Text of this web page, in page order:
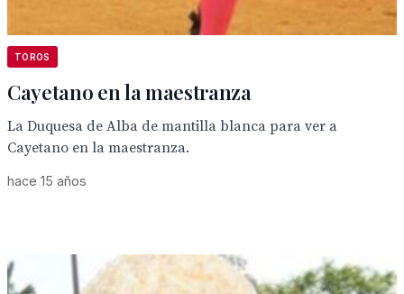
TOROS
Cayetano en la maestranza
La Duquesa de Alba de mantilla blanca para ver a
Cayetano en la maestranza.
hace 15 años